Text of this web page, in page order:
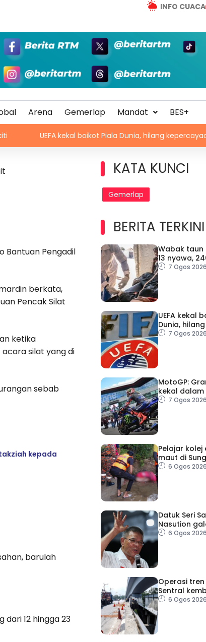
INFO CUACA
Arena Gemerlap Mandat BES+
UEFA kekal boikot Piala Dunia, hilang kepercayaan
Bantuan Pengadil
berkata,
Pencak Silat
ketika
silat yang di
sebab
kepada
barulah
12 hingga 23
KATA KUNCI
Gemerlap
BERITA TERKINI
Wabak taun
13 nyawa,
7 Ogos
UEFA kekal
Dunia,
kepada
7 Ogos
MotoGP:
kekal
hingga 2028
7 Ogos
Pelajar kolej
maut di
6 Ogos
Datuk Seri
Nasution
tugas6 Ogos
Operasi
Sentral
6 Ogos 2026